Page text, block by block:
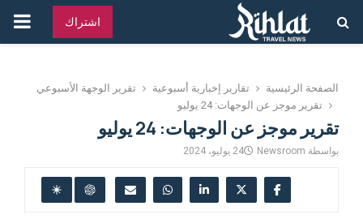
اشتراك
الصفحة الرئيسية تقارير إخبارية أسبوعية
تقرير الوجهة الأسبوعي
تقرير موجز عن الوجهات: 24 يوليو
تقرير موجز عن الوجهات: 24 يوليو
بواسطة Newsroom 24 يوليو، 2024